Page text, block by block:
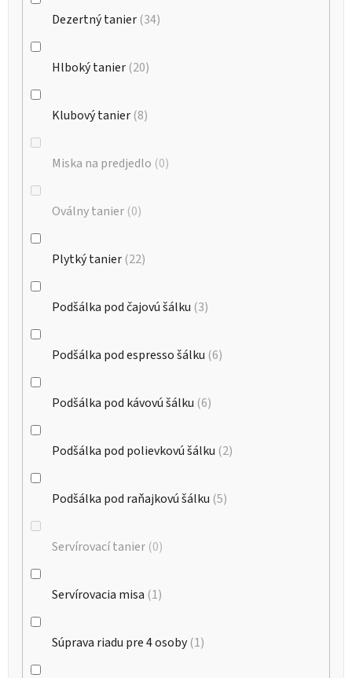
Dezertný tanier 34
Hlboký tanier 20
Klubový tanier 8
Miska na predjedlo 0
Oválny tanier 0
Plytký tanier 22
Podšálka pod čajovú šálku 3
Podšálka pod espresso šálku 6
Podšálka pod kávovú šálku 6
Podšálka pod polievkovú šálku 2
Podšálka pod raňajkovú šálku 5
Servírovací tanier 0
Servírovacia misa 1
Súprava riadu pre 4 osoby 1